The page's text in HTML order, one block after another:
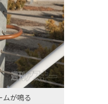
ムが鳴る